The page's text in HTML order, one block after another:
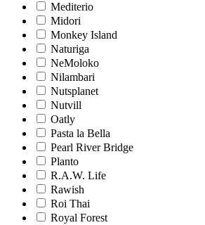
Mediterio
Midori
Monkey Island
Naturiga
NeMoloko
Nilambari
Nutsplanet
Nutvill
Oatly
Pasta la Bella
Pearl River Bridge
Planto
R.A.W. Life
Rawish
Roi Thai
Royal Forest